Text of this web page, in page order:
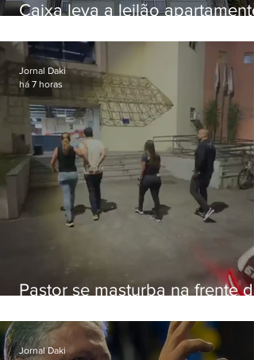
Caixa leva a leilão apartamento
Botafogo
Pastor se masturba na frente de
Jornal Daki
há 7 horas
Jornal Daki